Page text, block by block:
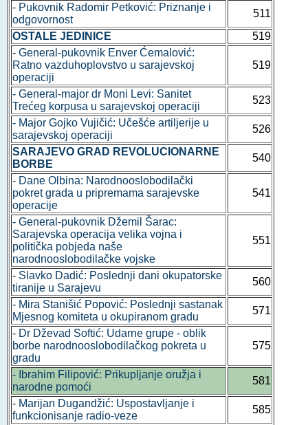
- Pukovnik Radomir Petković: Priznanje i
odgovornost
511
OSTALE JEDINICE
519
- General-pukovnik Enver Ćemalović:
Ratno vazduhoplovstvo u sarajevskoj
operaciji
519
- General-major dr Moni Levi: Sanitet
Trećeg korpusa u sarajevskoj operaciji
523
- Major Gojko Vujičić: Učešće artiljerije u
sarajevskoj operaciji
526
SARAJEVO GRAD REVOLUCIONARNE
BORBE
540
- Dane Olbina: Narodnooslobodilački
pokret grada u pripremama sarajevske
operacije
541
- General-pukovnik Džemil Šarac:
Sarajevska operacija velika vojna i
politička pobjeda naše
narodnooslobodilačke vojske
551
- Slavko Dadić: Poslednji dani okupatorske
tiranije u Sarajevu
560
- Mira Stanišić Popović: Poslednji sastanak
Mjesnog komiteta u okupiranom gradu
571
- Dr Dževad Softić: Udarne grupe - oblik
borbe narodnooslobodilačkog pokreta u
gradu
575
- Ibrahim Filipović: Prikupljanje oružja i
narodne pomoći
581
- Marijan Dugandžić: Uspostavljanje i
funkcionisanje radio-veze
585